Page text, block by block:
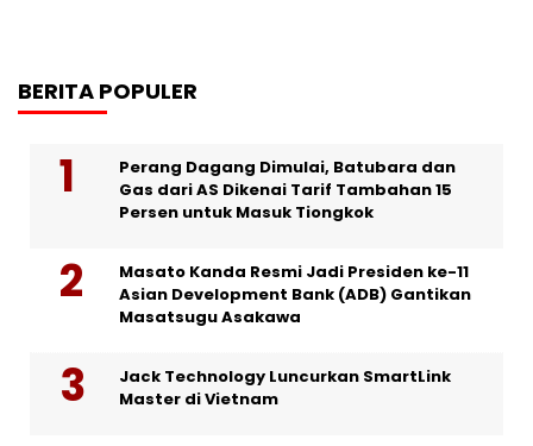
BERITA POPULER
Perang Dagang Dimulai, Batubara dan
Gas dari AS Dikenai Tarif Tambahan 15
Persen untuk Masuk Tiongkok
Masato Kanda Resmi Jadi Presiden ke-11
Asian Development Bank (ADB) Gantikan
Masatsugu Asakawa
Jack Technology Luncurkan SmartLink
Master di Vietnam